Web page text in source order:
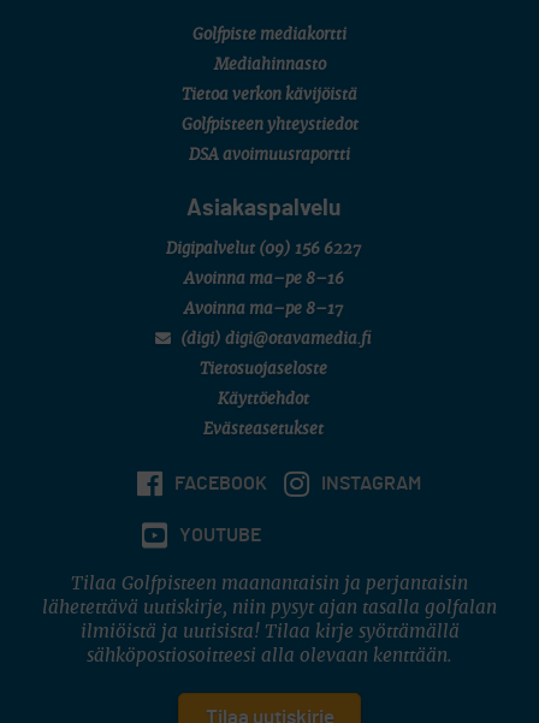
Golfpiste mediakortti
Mediahinnasto
Tietoa verkon kävijöistä
Golfpisteen yhteystiedot
DSA avoimuusraportti
Asiakaspalvelu
Digipalvelut (09) 156 6227
Avoinna ma–pe 8–16
Avoinna ma–pe 8–17
(digi) digi@otavamedia.fi
Tietosuojaseloste
Käyttöehdot
Evästeasetukset
FACEBOOK INSTAGRAM
YOUTUBE
Tilaa Golfpisteen maanantaisin ja perjantaisin
lähetettävä uutiskirje, niin pysyt ajan tasalla golfalan
ilmiöistä ja uutisista! Tilaa kirje syöttämällä
sähköpostiosoitteesi alla olevaan kenttään.
Tilaa uutiskirje